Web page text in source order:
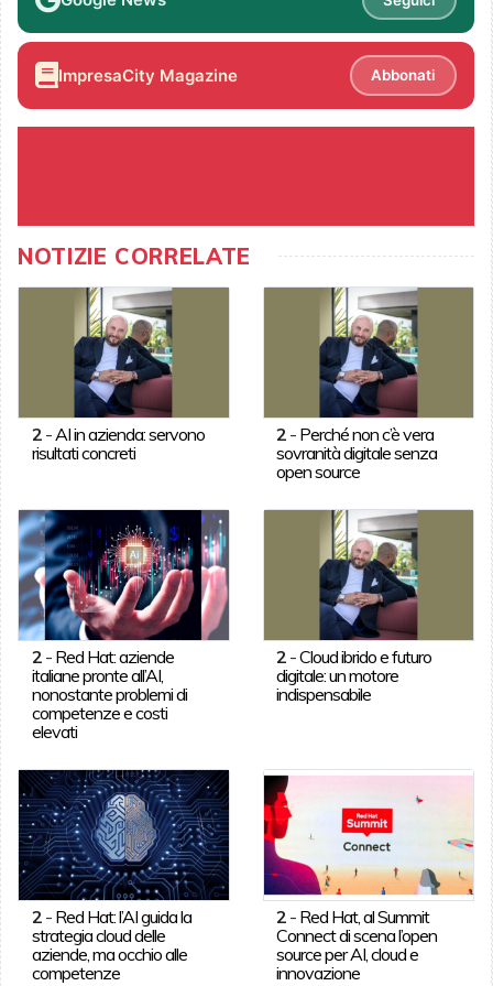
ImpresaCity Magazine Abbonati
NOTIZIE CORRELATE
2-AI in azienda: servono
risultati concreti
2 - Perché non c’è vera
sovranità digitale senza
open source
2- Red Hat: aziende
italiane pronte all’AI,
nonostante problemi di
competenze e costi
elevati
2 -Cloud ibrido e futuro
digitale: un motore
indispensabile
2- Red Hat: l’AI guida la
strategia cloud delle
aziende, ma occhio alle
competenze
2 - Red Hat, al Summit
Connect di scena l’open
source per AI, cloud e
innovazione